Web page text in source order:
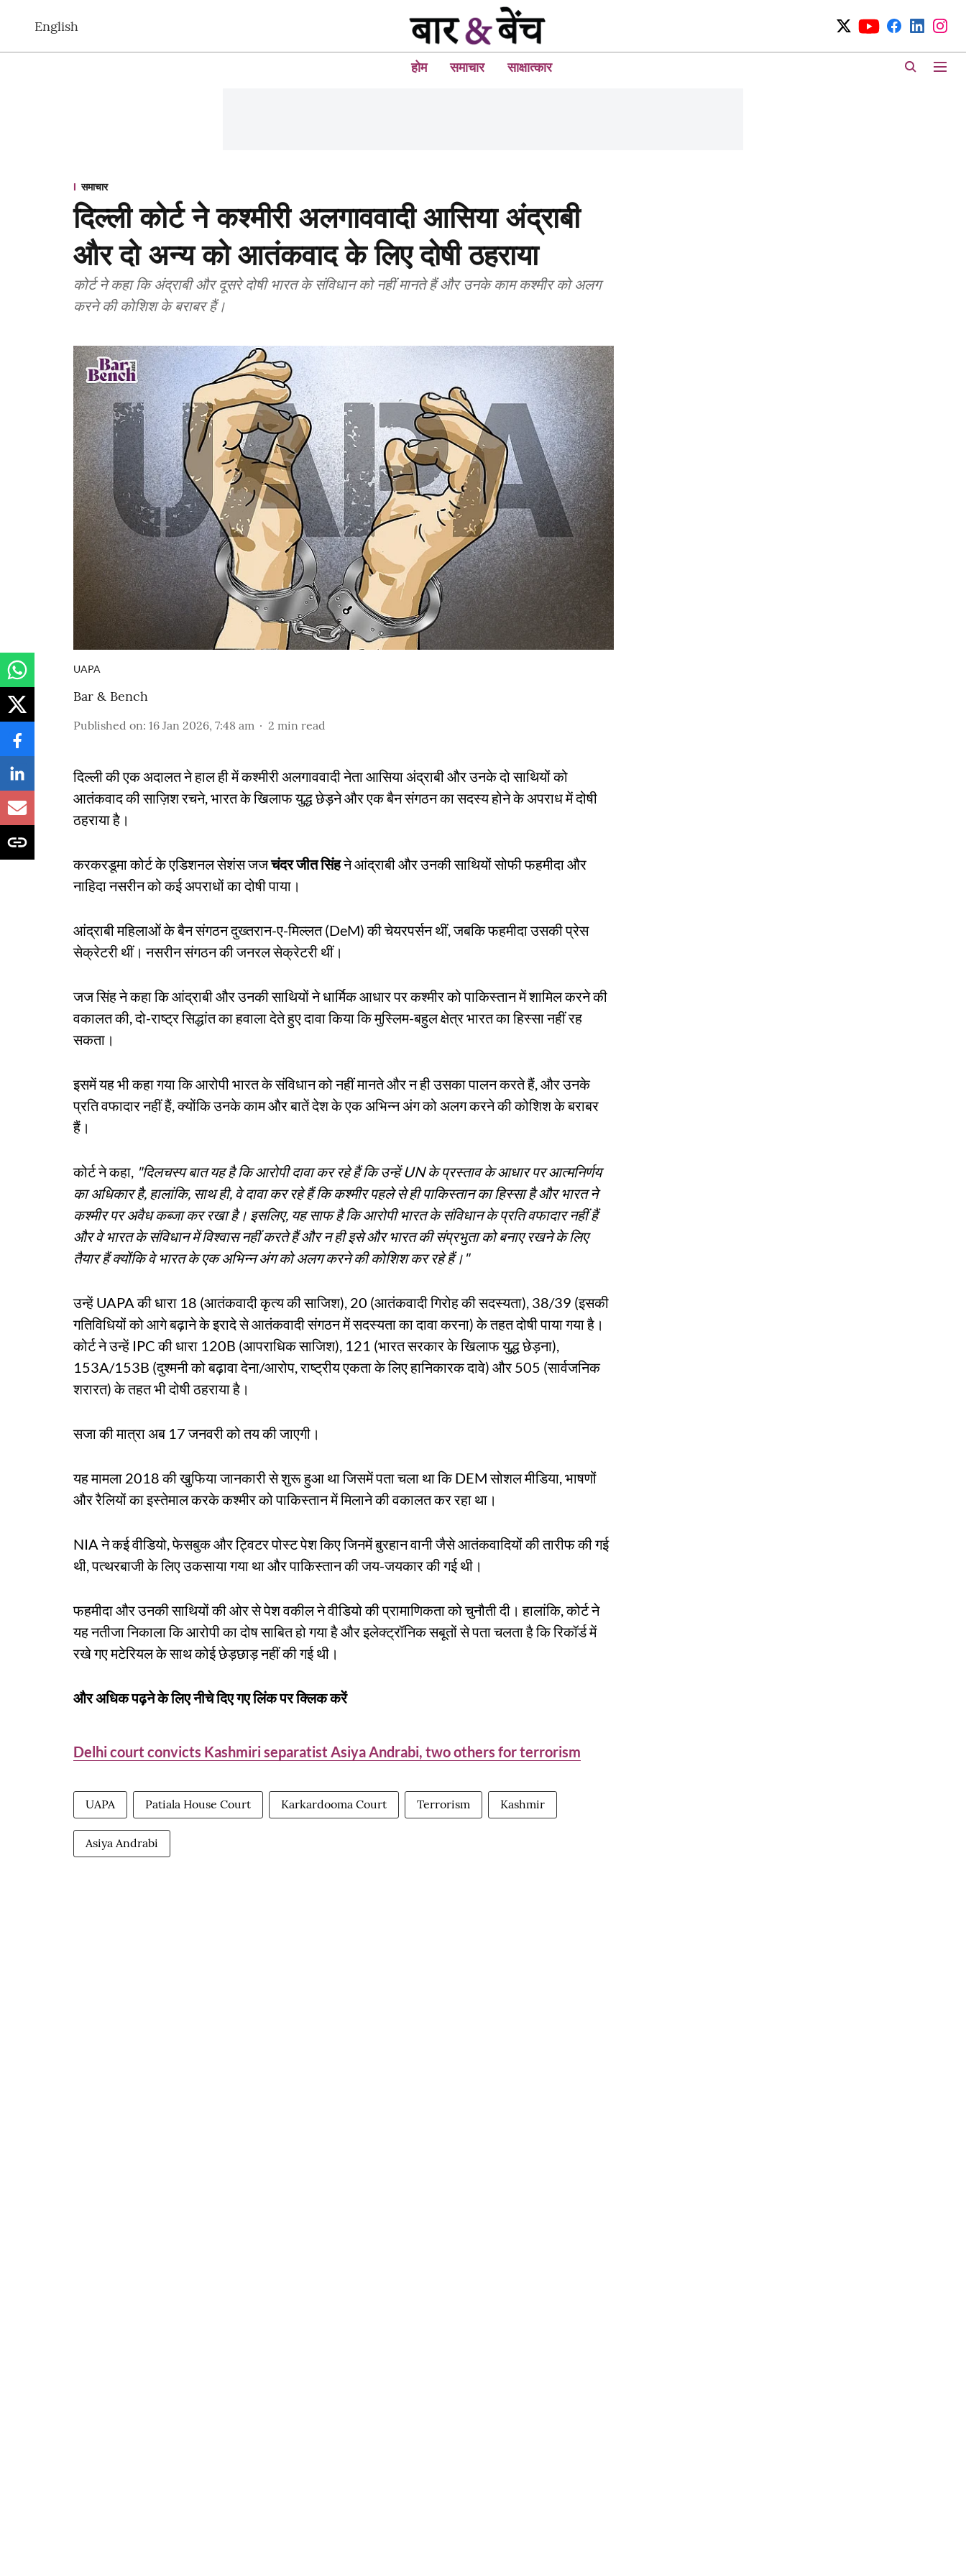
English
होम समाचार साक्षात्कार
समाचार
दिल्ली कोर्ट ने कश्मीरी अलगाववादी आसिया अंद्राबी
और दो अन्य को आतंकवाद के लिए दोषी ठहराया
कोर्ट ने कहा कि अंद्राबी और दूसरे दोषी भारत के संविधान को नहीं मानते हैं और उनके काम कश्मीर को अलग
करने की कोशिश के बराबर हैं।
UAPA
Bar & Bench
Published on: 16 Jan 2026, 7:48 am 2 min read
दिल्ली की एक अदालत ने हाल ही में कश्मीरी अलगाववादी नेता आसिया अंद्राबी और उनके दो साथियों को
आतंकवाद की साज़िश रचने, भारत के खिलाफ युद्ध छेड़ने और एक बैन संगठन का सदस्य होने के अपराध में दोषी
ठहराया है।
करकरडूमा कोर्ट के एडिशनल सेशंस जजचंदर जीत सिंहने आंद्राबी और उनकी साथियों सोफी फहमीदा और
नाहिदा नसरीन को कई अपराधों का दोषी पाया।
आंद्राबी महिलाओं के बैन संगठन दुख्तरान-ए-मिल्लत (DeM) की चेयरपर्सन थीं, जबकि फहमीदा उसकी प्रेस
सेक्रेटरी थीं। नसरीन संगठन की जनरल सेक्रेटरी थीं।
जज सिंह ने कहा कि आंद्राबी और उनकी साथियों ने धार्मिक आधार पर कश्मीर को पाकिस्तान में शामिल करने की
वकालत की, दो-राष्ट्र सिद्धांत का हवाला देते हुए दावा किया कि मुस्लिम-बहुल क्षेत्र भारत का हिस्सा नहीं रह
सकता।
इसमें यह भी कहा गया कि आरोपी भारत के संविधान को नहीं मानते और न ही उसका पालन करते हैं, और उनके
प्रति वफादार नहीं हैं, क्योंकि उनके काम और बातें देश के एक अभिन्न अंग को अलग करने की कोशिश के बराबर
हैं।
कोर्ट ने कहा, "दिलचस्प बात यह है कि आरोपी दावा कर रहे हैं कि उन्हें UN के प्रस्ताव के आधार पर आत्मनिर्णय
का अधिकार है, हालांकि, साथ ही, वे दावा कर रहे हैं कि कश्मीर पहले से ही पाकिस्तान का हिस्सा है और भारत ने
कश्मीर पर अवैध कब्जा कर रखा है। इसलिए, यह साफ है कि आरोपी भारत के संविधान के प्रति वफादार नहीं हैं
और वे भारत के संविधान में विश्वास नहीं करते हैं और न ही इसे और भारत की संप्रभुता को बनाए रखने के लिए
तैयार हैं क्योंकि वे भारत के एक अभिन्न अंग को अलग करने की कोशिश कर रहे हैं।"
उन्हें UAPA की धारा 18 (आतंकवादी कृत्य की साजिश), 20 (आतंकवादी गिरोह की सदस्यता), 38/39 (इसकी
गतिविधियों को आगे बढ़ाने के इरादे से आतंकवादी संगठन में सदस्यता का दावा करना) के तहत दोषी पाया गया है।
कोर्ट ने उन्हें IPC की धारा 120B (आपराधिक साजिश), 121 (भारत सरकार के खिलाफ युद्ध छेड़ना),
153A/153B (दुश्मनी को बढ़ावा देना/आरोप, राष्ट्रीय एकता के लिए हानिकारक दावे) और 505 (सार्वजनिक
शरारत) के तहत भी दोषी ठहराया है।
सजा की मात्रा अब 17 जनवरी को तय की जाएगी।
यह मामला 2018 की खुफिया जानकारी से शुरू हुआ था जिसमें पता चला था कि DEM सोशल मीडिया, भाषणों
और रैलियों का इस्तेमाल करके कश्मीर को पाकिस्तान में मिलाने की वकालत कर रहा था।
NIA ने कई वीडियो, फेसबुक और ट्विटर पोस्ट पेश किए जिनमें बुरहान वानी जैसे आतंकवादियों की तारीफ की गई
थी, पत्थरबाजी के लिए उकसाया गया था और पाकिस्तान की जय-जयकार की गई थी।
फहमीदा और उनकी साथियों की ओर से पेश वकील ने वीडियो की प्रामाणिकता को चुनौती दी। हालांकि, कोर्ट ने
यह नतीजा निकाला कि आरोपी का दोष साबित हो गया है और इलेक्ट्रॉनिक सबूतों से पता चलता है कि रिकॉर्ड में
रखे गए मटेरियल के साथ कोई छेड़छाड़ नहीं की गई थी।
और अधिक पढ़ने के लिए नीचे दिए गए लिंक पर क्लिक करें
Delhi court convicts Kashmiri separatist Asiya Andrabi, two others for terrorism
UAPA Patiala House Court Karkardooma Court Terrorism Kashmir
Asiya Andrabi